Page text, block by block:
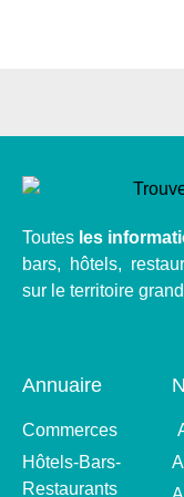
Toutes les
bars, hôtels,
sur le territoire
Annuaire
Commerces
Hôtels-Bars-
Restaurants